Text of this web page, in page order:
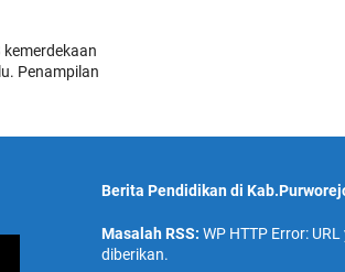
Penampilan
Berita Pendidikan di
Masalah RSS: WP HTTP Error:
diberikan.